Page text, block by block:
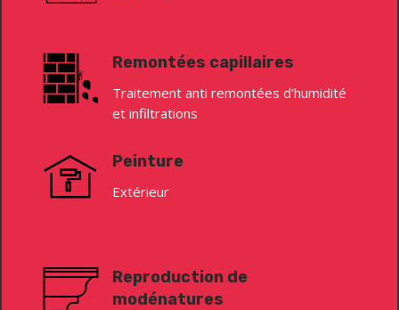
Remontées capillaires
Traitement anti remontées d’humidité
et infiltrations
Peinture
Extérieur
Reproduction de
modénatures